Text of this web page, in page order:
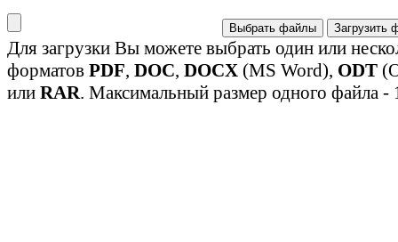
Выбрать файлы Загрузить
Для загрузки Вы можете выбрать один или
форматов PDF, DOC, DOCX (MS Word), ODT
или RAR. Максимальный размер одного файла